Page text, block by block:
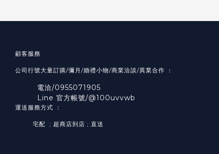
顧客服務
公司行號大量訂購/彌月/婚禮小物/商業洽談/異業合作 ：
電洽/0955071905
Line 官方帳號/@100uvvwb
運送服務方式 ：
宅配 ; 超商店到店 ; 直送